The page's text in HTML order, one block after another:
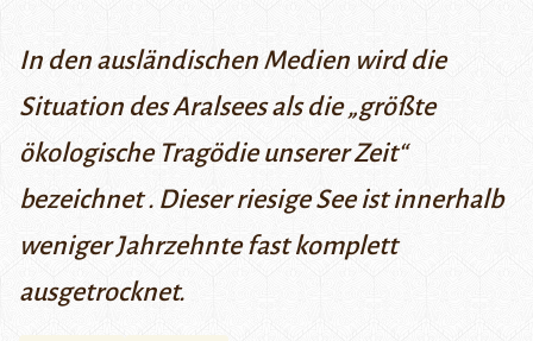
In den ausländischen Medien wird die
Situation des Aralsees als die „größte
ökologische Tragödie unserer Zeit“
bezeichnet . Dieser riesige See ist innerhalb
weniger Jahrzehnte fast komplett
ausgetrocknet.